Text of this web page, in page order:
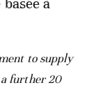
à
to supply
further 20